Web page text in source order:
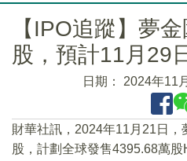
【IPO追蹤】夢
股，預計11月29
日期： 2024年11
財華社訊，2024年11月21日，
股，計劃全球發售4395.68萬